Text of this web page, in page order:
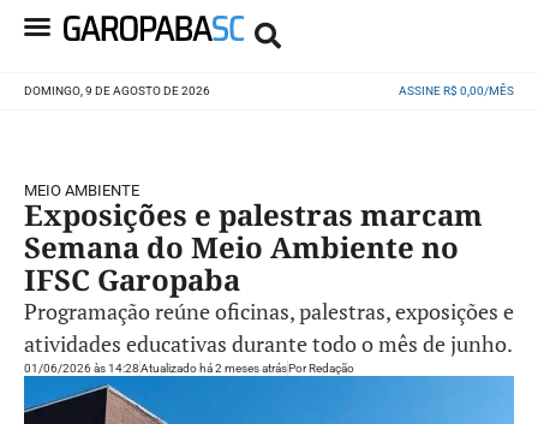
DOMINGO, 9 DE AGOSTO DE 2026 ASSINE R$ 0,00/MÊS
MEIO AMBIENTE
Exposições e palestras marcam
Semana do Meio Ambiente no
IFSC Garopaba
Programação reúne oficinas, palestras, exposições e
atividades educativas durante todo o mês de junho.
01/06/2026 às 14:28Atualizado há 2 meses atrásPorRedação